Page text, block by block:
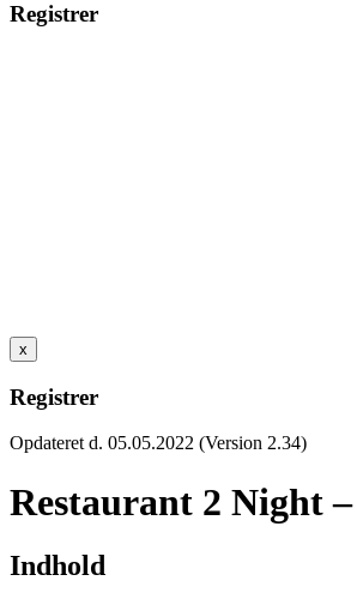
Registrer
x
Registrer
Opdateret d. 05.05.2022 (Version 2.34)
Restaurant 2 Night
Indhold